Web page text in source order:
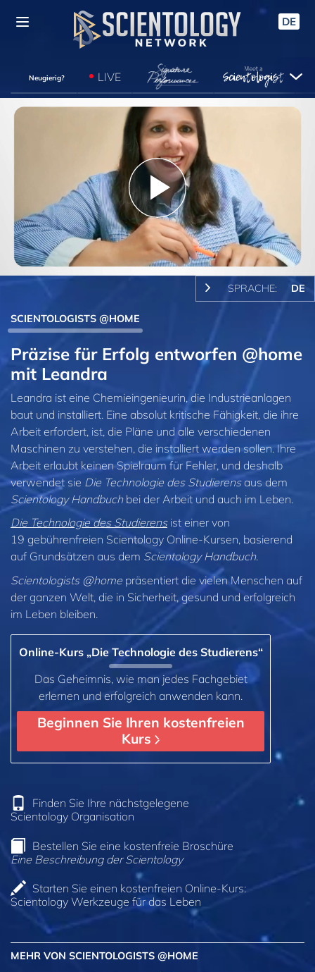
DE
Neugierig? LIVE
Play
Video
SPRACHE: DE
SCIENTOLOGISTS @HOME
Präzise für Erfolg entworfen @home
mit Leandra
Leandra ist eine Chemieingenieurin, die Industrieanlagen
baut und installiert. Eine absolut kritische Fähigkeit, die ihre
Arbeit erfordert, ist, die Pläne und alle verschiedenen
Maschinen zu verstehen, die installiert werden sollen. Ihre
Arbeit erlaubt keinen Spielraum für Fehler, und deshalb
verwendet sie Die Technologie des Studierensaus dem
Scientology Handbuchbei der Arbeit und auch im Leben.
Die Technologie des Studierensist einer von
19 gebührenfreien Scientology Online-Kursen, basierend
auf Grundsätzen aus dem Scientology Handbuch.
Scientologists @homepräsentiert die vielen Menschen auf
der ganzen Welt, die in Sicherheit, gesund und erfolgreich
im Leben bleiben.
Online-Kurs „Die Technologie des Studierens“
Das Geheimnis, wie man jedes Fachgebiet
erlernen und erfolgreich anwenden kann.
Beginnen Sie Ihren kostenfreien
Kurs
Finden Sie Ihre nächstgelegene
Scientology Organisation
Bestellen Sie eine kostenfreie Broschüre
Eine Beschreibung der Scientology
Starten Sie einen kostenfreien Online-Kurs:
Scientology Werkzeuge für das Leben
MEHR VON SCIENTOLOGISTS @HOME